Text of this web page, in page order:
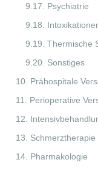
9.17. Psychiatrie
9.18.
9.19. Thermische
9.20. Sonstiges
10. Prähospitale
11. Perioperative
12.
13. Schmerztherapie
14. Pharmakologie